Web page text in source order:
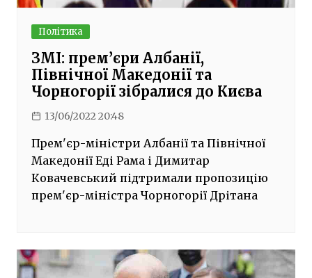
Політика
ЗМІ: прем’єри Албанії,
Північної Македонії та
Чорногорії зібралися до Києва
13/06/2022 20:48
Прем'єр-міністри Албанії та Північної
Македонії Еді Рама і Димитар
Ковачевський підтримали пропозицію
прем'єр-міністра Чорногорії Дрітана